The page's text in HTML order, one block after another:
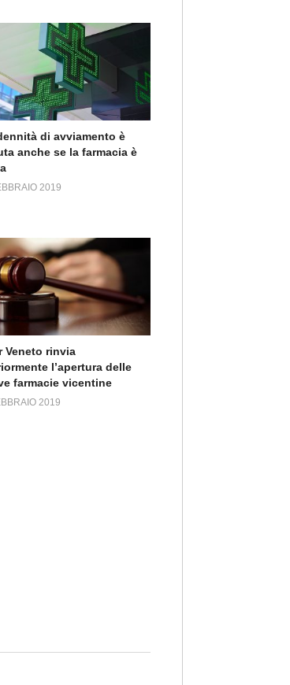
di avviamento è
anche se la farmacia è
2019
Veneto rinvia
l’apertura delle
farmacie vicentine
2019